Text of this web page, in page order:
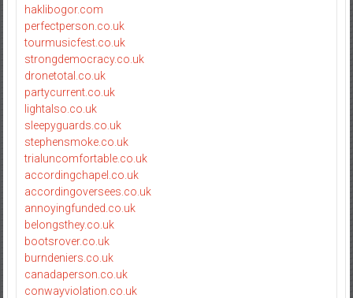
haklibogor.com
perfectperson.co.uk
tourmusicfest.co.uk
strongdemocracy.co.uk
dronetotal.co.uk
partycurrent.co.uk
lightalso.co.uk
sleepyguards.co.uk
stephensmoke.co.uk
trialuncomfortable.co.uk
accordingchapel.co.uk
accordingoversees.co.uk
annoyingfunded.co.uk
belongsthey.co.uk
bootsrover.co.uk
burndeniers.co.uk
canadaperson.co.uk
conwayviolation.co.uk